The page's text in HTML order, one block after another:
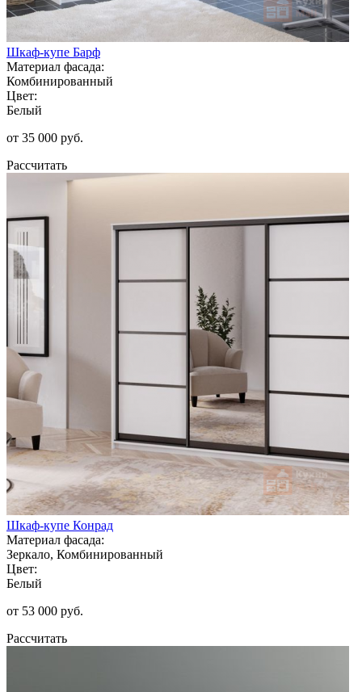
Шкаф-купе Барф
Материал фасада:
Комбинированный
Цвет:
Белый
от 35 000 руб.
Рассчитать
Шкаф-купе Конрад
Материал фасада:
Зеркало, Комбинированный
Цвет:
Белый
от 53 000 руб.
Рассчитать